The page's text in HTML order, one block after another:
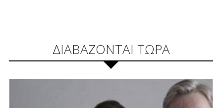
ΔΙΑΒΑΖΟΝΤΑΙ ΤΩΡΑ